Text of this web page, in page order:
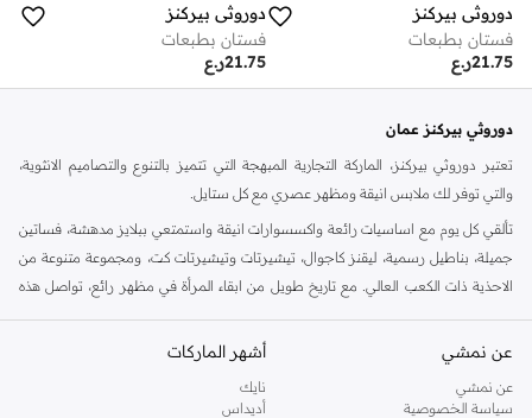
دوروثي بيركنز
فستان بطبعات
ر.ع21.75
دوروثي بيركنز
فستان بطبعات
ر.ع21.75
دوروثي بيركنز عمان
تعتبر دوروثي بيركنز، الماركة التجارية المبهجة التي تتميز بالتنوع والتصاميم الانثوية،
والتي توفر لك ملابس انيقة ومظهر عصري مع كل ستايل.
تألقي كل يوم مع اساسيات رائعة واكسسوارات انيقة واستمتعي ببلايز مدهشة، فساتين
جميلة، بناطيل رسمية، ليقنز كاجوال، تيشيرتات وتيشيرتات كت، ومجموعة متنوعة من
الاحذية ذات الكعب العالي. مع تاريخ طويل من ابقاء المرأة في مظهر رائع، تواصل هذه
كنت تقومين بتجديد خزانة ملابسك الملائمة للعمل، البحث عن فستان مثالي للحفلات او
اليه.
عن نمشي
عن نمشي
سياسة الخصوصية
أشهر الماركات
نايك
أديداس